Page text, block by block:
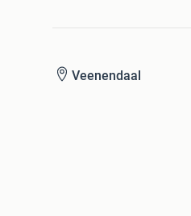
Veenendaal